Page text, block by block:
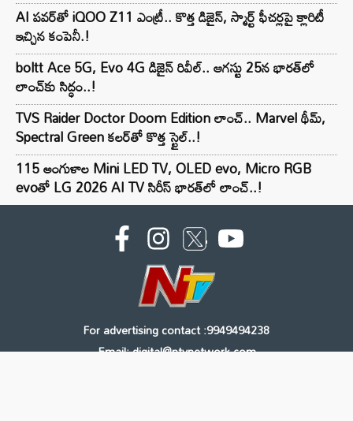
AI పవర్‌తో iQOO Z11 ఎంట్రీ.. కొత్త డిజైన్, స్మార్ట్ ఫీచర్లపై క్లారిటీ
ఇచ్చిన కంపెనీ.!
boltt Ace 5G, Evo 4G డిజైన్ రివీల్.. ఆగస్టు 25న భారత్‌లో
లాంచ్‌కు సిద్ధం..!
TVS Raider Doctor Doom Edition లాంచ్.. Marvel థీమ్,
Spectral Green కలర్‌తో కొత్త స్టైల్..!
115 అంగుళాల Mini LED TV, OLED evo, Micro RGB
evoతో LG 2026 AI TV సిరీస్ భారత్‌లో లాంచ్..!
For advertising contact :9949494238
Email: digital@ntvnetwork.com